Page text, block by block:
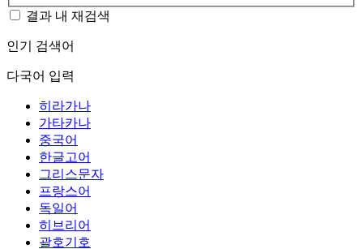
결과 내 재검색
인기 검색어
다국어 입력
히라가나
가타카나
중국어
한글고어
그리스문자
프랑스어
독일어
히브리어
괄호기호